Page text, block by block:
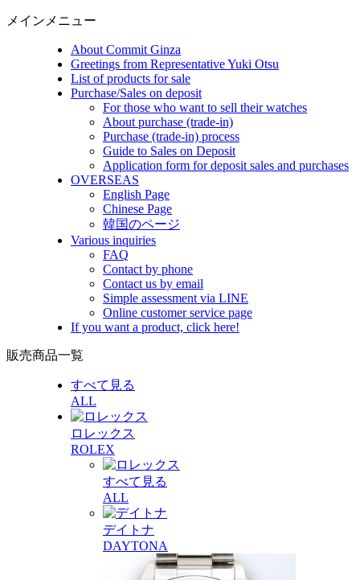
メインメニュー
About Commit Ginza
Greetings from Representative Yuki Otsu
List of products for sale
Purchase/Sales on deposit
For those who want to sell their watches
About purchase (trade-in)
Purchase (trade-in) process
Guide to Sales on Deposit
Application form for deposit sales and purchases
OVERSEAS
English Page
Chinese Page
韓国のページ
Various inquiries
FAQ
Contact by phone
Contact us by email
Simple assessment via LINE
Online customer service page
If you want a product, click here!
販売商品一覧
すべて見る
ALL
ロレックス
ROLEX
すべて見る
ALL
デイトナ
DAYTONA